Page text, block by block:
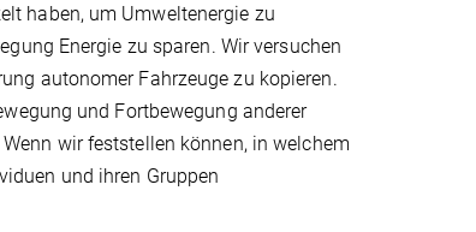
haben, um Umweltenergie zu
Energie zu sparen. Wir versuchen
autonomer Fahrzeuge zu kopieren.
und Fortbewegung anderer
wir feststellen können, in welchem
und ihren Gruppen